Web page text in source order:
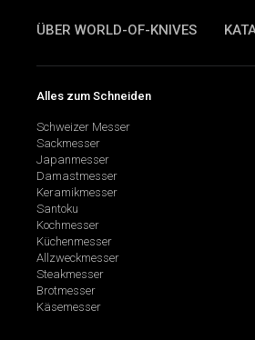
ÜBER WORLD-OF-KNIVES
Alles zum Schneiden
Schweizer Messer
Sackmesser
Japanmesser
Damastmesser
Keramikmesser
Santoku
Kochmesser
Küchenmesser
Allzweckmesser
Steakmesser
Brotmesser
Käsemesser